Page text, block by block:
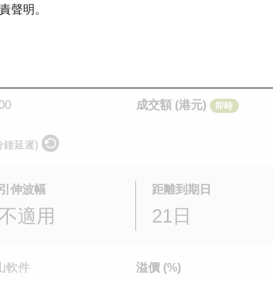
聲明。
成交額 (港元)
即時
鐘延遲)
引伸波幅
不適用
距離到期日
21日
軟件
溢價 (%)